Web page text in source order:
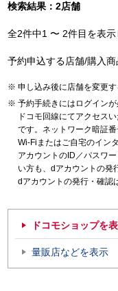
検索結果：2店舗
全2件中1 〜 2件目を表
予約申込する店舗/購入商
申し込み後に店舗を変更す
予約手続きにはログインが
ドコモ回線にてアクセス
です。ネットワーク暗証
Wi-Fiまたはご自宅のイン
アカウントのID／パスワ
い方も、dアカウントの発
dアカウントの発行・確認
ドコモショップを
量販店などを表示